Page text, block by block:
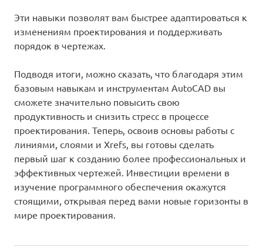
Эти навыки позволят вам быстрее адаптироваться к
изменениям проектирования и поддерживать
порядок в чертежах.
Подводя итоги, можно сказать, что благодаря этим
базовым навыкам и инструментам AutoCAD вы
сможете значительно повысить свою
продуктивность и снизить стресс в процессе
проектирования. Теперь, освоив основы работы с
линиями, слоями и Xrefs, вы готовы сделать
первый шаг к созданию более профессиональных и
эффективных чертежей. Инвестиции времени в
изучение программного обеспечения окажутся
стоящими, открывая перед вами новые горизонты в
мире проектирования.